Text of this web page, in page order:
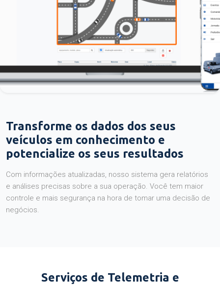
Transforme os dados dos seus
veículos em conhecimento e
potencialize os seus resultados
Com informações atualizadas, nosso sistema gera relatórios
e análises precisas sobre a sua operação. Você tem maior
controle e mais segurança na hora de tomar uma decisão de
negócios.
Serviços de Telemetria e